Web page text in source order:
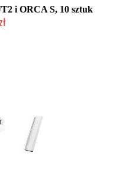
i ORCA S, 10 sztuk